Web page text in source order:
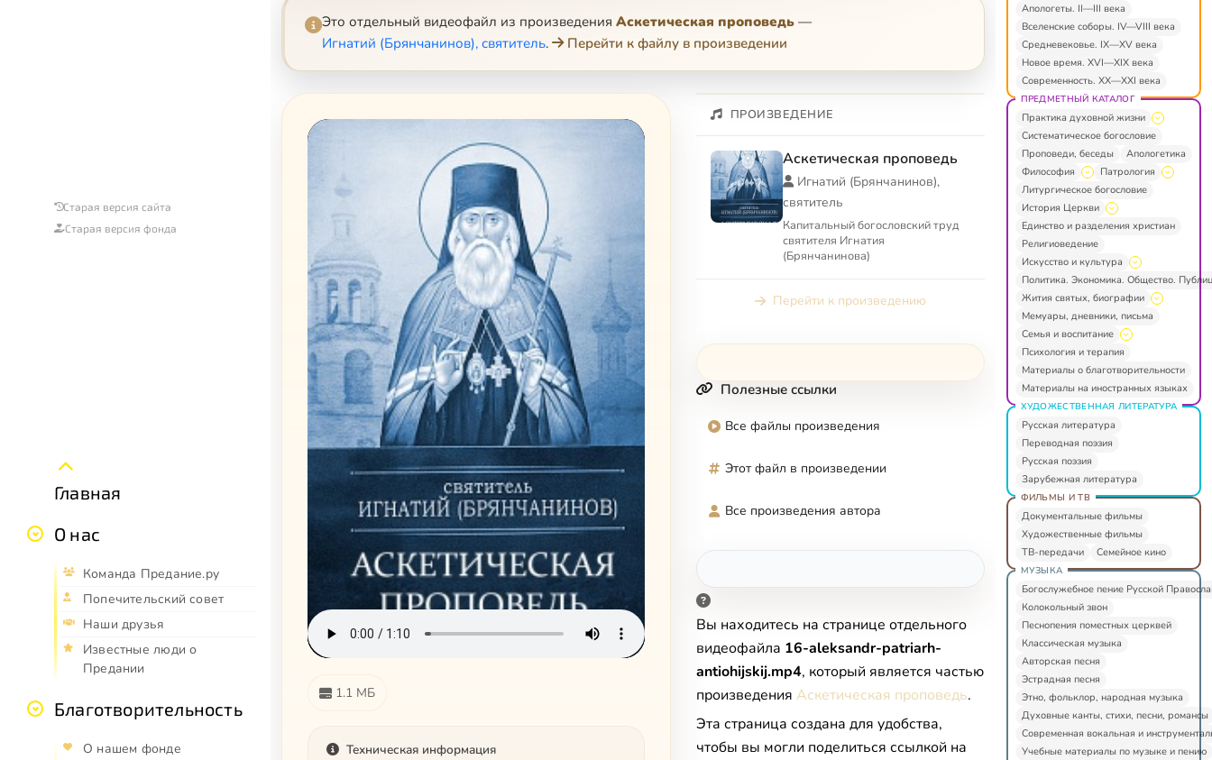
Старая версия сайта
Старая версия фонда
Главная
О нас
Команда Предание.ру
Попечительский совет
Наши друзья
Известные люди о
Предании
Благотворительность
О нашем фонде
Это отдельный видеофайл из произведения Аскетическая проповедь —
Игнатий (Брянчанинов), святитель. Перейти к файлу в произведении
1.1 МБ
Техническая информация
ПРОИЗВЕДЕНИЕ
Аскетическая проповедь
Игнатий (Брянчанинов),
святитель
Капитальный богословский труд
святителя Игнатия
(Брянчанинова)
Перейти к произведению
Полезные ссылки
Все файлы произведения
Этот файл в произведении
Все произведения автора
Вы находитесь на странице отдельного
видеофайла 16-aleksandr-patriarh-
antiohijskij.mp4, который является частью
произведения Аскетическая проповедь.
Эта страница создана для удобства,
чтобы вы могли поделиться ссылкой на
Апологеты. II—III века
Вселенские соборы. IV—VIII века
Средневековье. IX—XV века
Новое время. XVI—XIX века
Современность. XX—XXI века
ПРЕДМЕТНЫЙ КАТАЛОГ
Практика духовной жизни
Систематическое богословие
Проповеди, беседы
Апологетика
Философия
Патрология
Литургическое богословие
История Церкви
Единство и разделения христиан
Религиоведение
Искусство и культура
Политика. Экономика. Общество.
Жития святых, биографии
Мемуары, дневники, письма
Семья и воспитание
Психология и терапия
Материалы о благотворительности
Материалы на иностранных языках
ХУДОЖЕСТВЕННАЯ ЛИТЕРАТУРА
Русская литература
Переводная поэзия
Русская поэзия
Зарубежная литература
ФИЛЬМЫ И ТВ
Документальные фильмы
Художественные фильмы
ТВ-передачи
Семейное кино
МУЗЫКА
Богослужебное пение Русской
Колокольный звон
Песнопения поместных церквей
Классическая музыка
Авторская песня
Эстрадная песня
Этно, фольклор, народная музыка
Духовные канты, стихи, песни, романсы
Современная вокальная и
Учебные материалы по музыке и пению